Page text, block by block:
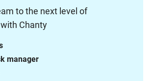
to the next level of
Chanty
manager